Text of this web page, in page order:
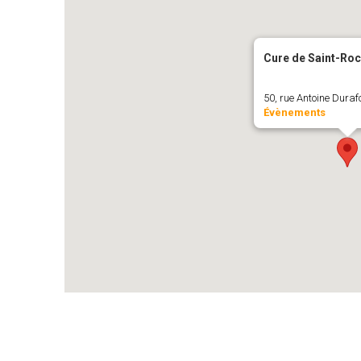
Cure de Saint-
50, rue Antoine
Évènements